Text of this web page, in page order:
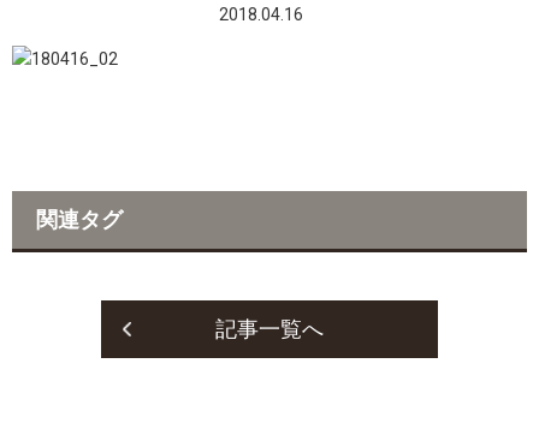
2018.04.16
関連タグ
記事一覧へ